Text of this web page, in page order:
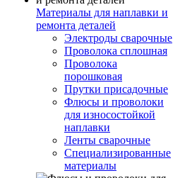
Материалы для наплавки и
ремонта деталей
Электроды сварочные
Проволока сплошная
Проволока
порошковая
Прутки присадочные
Флюсы и проволоки
для износостойкой
наплавки
Ленты сварочные
Специализированные
материалы